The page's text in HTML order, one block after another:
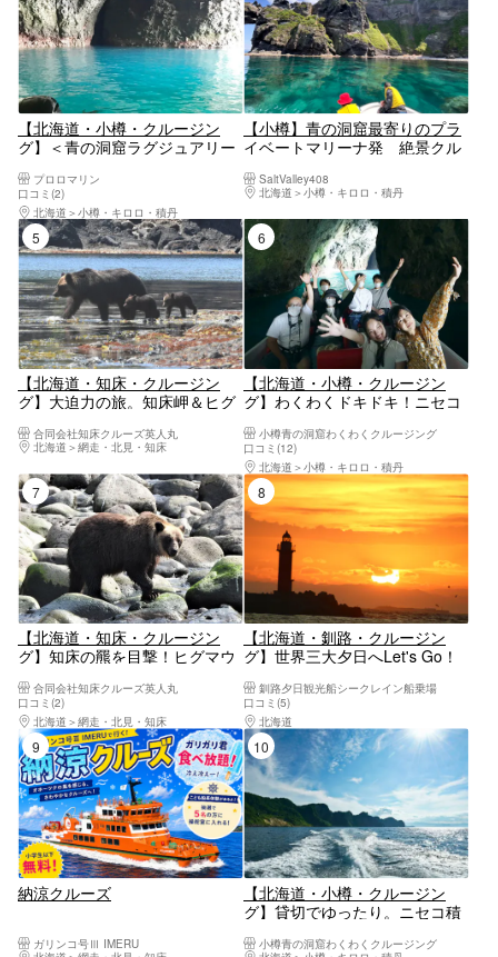
【北海道・小樽・クルージン
グ】＜青の洞窟ラグジュアリー
ょっとリッチなクルージング
を！
プロロマリン
口コミ(2)
北海道
小樽・キロロ・積丹
【小樽】青の洞窟最寄りのプラ
イベートマリーナ発 絶景クル
SaltValley408
北海道
小樽・キロロ・積丹
5位
【北海道・知床・クルージン
グ】大迫力の旅。知床岬＆ヒグ
合同会社知床クルーズ英人丸
北海道
網走・北見・知床
6位
【北海道・小樽・クルージン
グ】わくわくドキドキ！ニセコ
小樽青の洞窟わくわくクルージング
口コミ(12)
北海道
小樽・キロロ・積丹
7位
【北海道・知床・クルージン
グ】知床の羆を目撃！ヒグマウ
合同会社知床クルーズ英人丸
口コミ(2)
北海道
網走・北見・知床
8位
【北海道・釧路・クルージン
グ】世界三大夕日へLet's Go！
釧路夕日観光船シークレイン船乗場
口コミ(5)
北海道
9位
納涼クルーズ
ガリンコ号Ⅲ IMERU
10位
【北海道・小樽・クルージン
グ】貸切でゆったり。ニセコ積
小樽青の洞窟わくわくクルージング